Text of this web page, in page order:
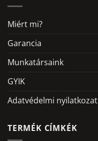
Miért mi?
Garancia
Munkatársaink
GYIK
Adatvédelmi nyilatkozat
TERMÉK CÍMKÉK